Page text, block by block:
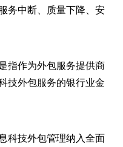
务中断、质量下降、安
指作为外包服务提供商
技外包服务的银行业金
科技外包管理纳入全面